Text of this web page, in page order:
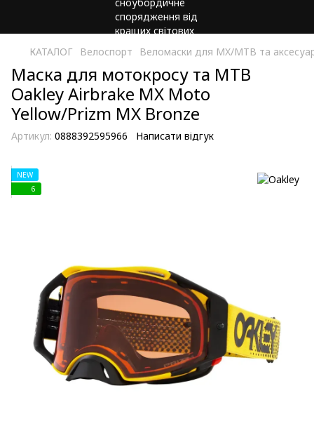
КАТАЛОГ Велоспорт Веломаски для MX/MTB та
Маска для мотокросу та MTB
Oakley Airbrake MX Moto
Yellow/Prizm MX Bronze
Артикул: 0888392595966 Написати відгук
NEW
6